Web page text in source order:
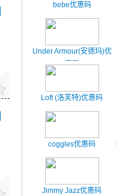
bebe优惠码
Under Armour(安德玛)优
惠码
Loft (洛芙特)优惠码
coggles优惠码
Jimmy Jazz优惠码